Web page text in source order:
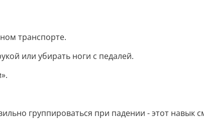
транспорте.
или убирать ноги с педалей.
группироваться при падении - этот навык